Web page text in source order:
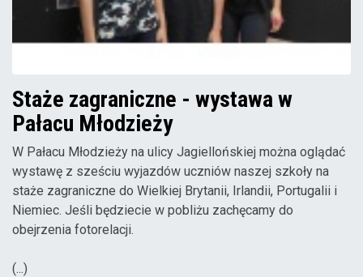
Staże zagraniczne - wystawa w
Pałacu Młodzieży
W Pałacu Młodzieży na ulicy Jagiellońskiej można oglądać
wystawę z sześciu wyjazdów uczniów naszej szkoły na
staże zagraniczne do Wielkiej Brytanii, Irlandii, Portugalii i
Niemiec. Jeśli będziecie w pobliżu zachęcamy do
obejrzenia fotorelacji.
(...)